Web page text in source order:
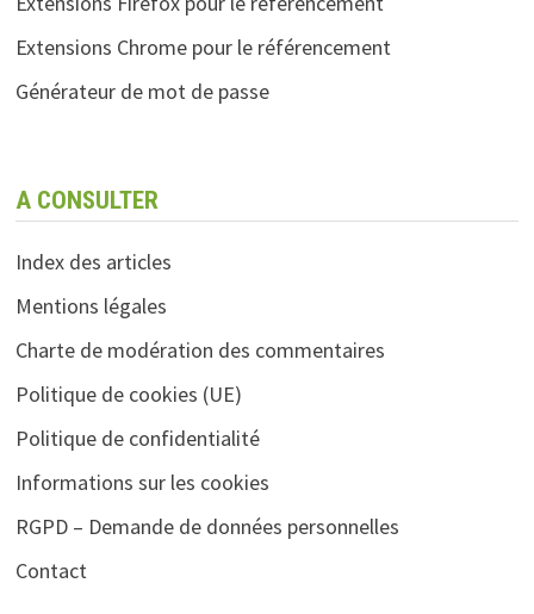
Extensions Chrome pour le référencement
Générateur de mot de passe
A CONSULTER
Index des articles
Mentions légales
Charte de modération des commentaires
Politique de cookies (UE)
Politique de confidentialité
Informations sur les cookies
RGPD – Demande de données personnelles
Contact